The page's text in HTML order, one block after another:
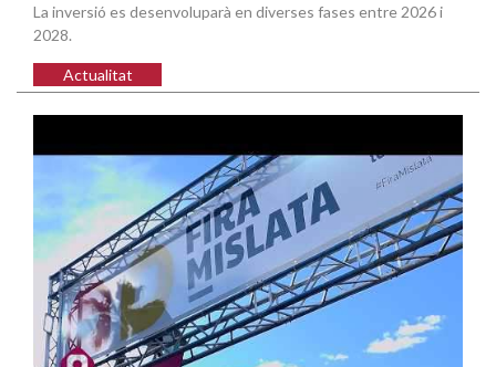
La inversió es desenvoluparà en diverses fases entre 2026 i
2028.
Actualitat